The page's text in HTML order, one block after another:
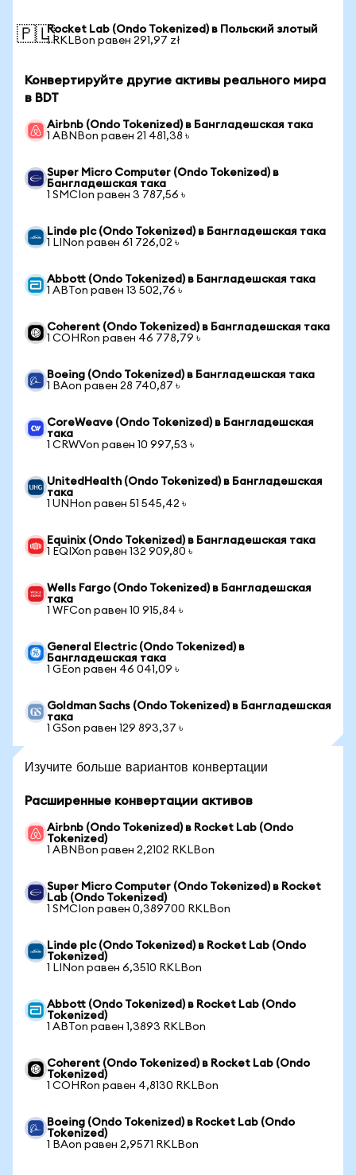
🇵🇱Rocket Lab (Ondo Tokenized) в Польский злотый
1 RKLBon равен 291,97 zł
Конвертируйте другие активы реального мира
в BDT
Airbnb (Ondo Tokenized) в Бангладешская така
1 ABNBon равен 21 481,38 ৳
Super Micro Computer (Ondo Tokenized) в
Бангладешская така
1 SMCIon равен 3 787,56 ৳
Linde plc (Ondo Tokenized) в Бангладешская така
1 LINon равен 61 726,02 ৳
Abbott (Ondo Tokenized) в Бангладешская така
1 ABTon равен 13 502,76 ৳
Coherent (Ondo Tokenized) в Бангладешская така
1 COHRon равен 46 778,79 ৳
Boeing (Ondo Tokenized) в Бангладешская така
1 BAon равен 28 740,87 ৳
CoreWeave (Ondo Tokenized) в Бангладешская
така
1 CRWVon равен 10 997,53 ৳
UnitedHealth (Ondo Tokenized) в Бангладешская
така
1 UNHon равен 51 545,42 ৳
Equinix (Ondo Tokenized) в Бангладешская така
1 EQIXon равен 132 909,80 ৳
Wells Fargo (Ondo Tokenized) в Бангладешская
така
1 WFCon равен 10 915,84 ৳
General Electric (Ondo Tokenized) в
Бангладешская така
1 GEon равен 46 041,09 ৳
Goldman Sachs (Ondo Tokenized) в Бангладешская
така
1 GSon равен 129 893,37 ৳
Изучите больше вариантов конвертации
Расширенные конвертации активов
Airbnb (Ondo Tokenized) в Rocket Lab (Ondo
Tokenized)
1 ABNBon равен 2,2102 RKLBon
Super Micro Computer (Ondo Tokenized) в Rocket
Lab (Ondo Tokenized)
1 SMCIon равен 0,389700 RKLBon
Linde plc (Ondo Tokenized) в Rocket Lab (Ondo
Tokenized)
1 LINon равен 6,3510 RKLBon
Abbott (Ondo Tokenized) в Rocket Lab (Ondo
Tokenized)
1 ABTon равен 1,3893 RKLBon
Coherent (Ondo Tokenized) в Rocket Lab (Ondo
Tokenized)
1 COHRon равен 4,8130 RKLBon
Boeing (Ondo Tokenized) в Rocket Lab (Ondo
Tokenized)
1 BAon равен 2,9571 RKLBon